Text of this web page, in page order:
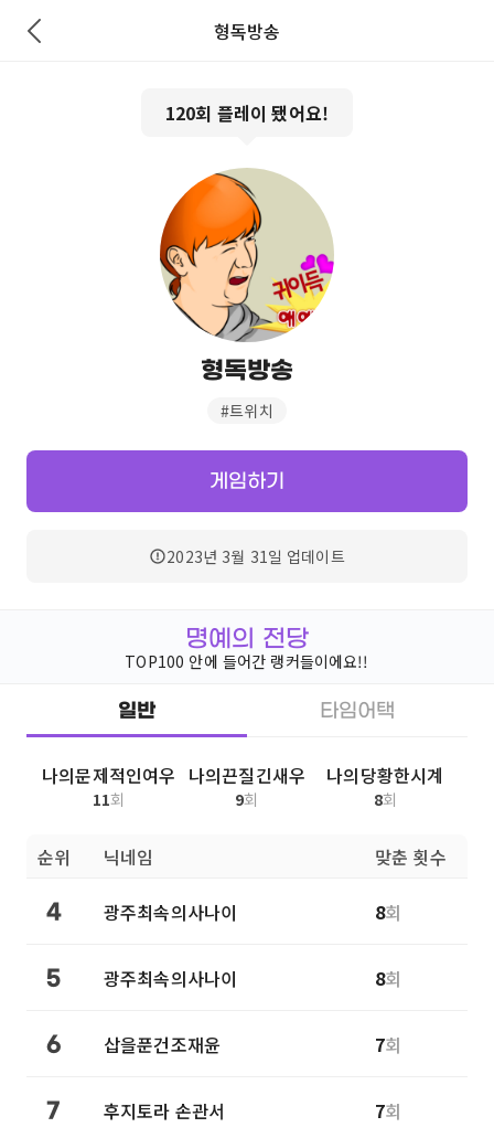
형독방송
120회 플레이 됐어요!
형독방송
#트위치
게임하기
2023년 3월 31일 업데이트
명예의 전당
TOP100 안에 들어간 랭커들이에요!!
일반 타임어택
나의문제적인여우
11회
나의끈질긴새우
9회
나의당황한시계
8회
순위 닉네임 맞춘 횟수
4 광주최속의사나이 8회
5 광주최속의사나이 8회
6 삽을푼건조재윤 7회
7 후지토라 손관서 7회